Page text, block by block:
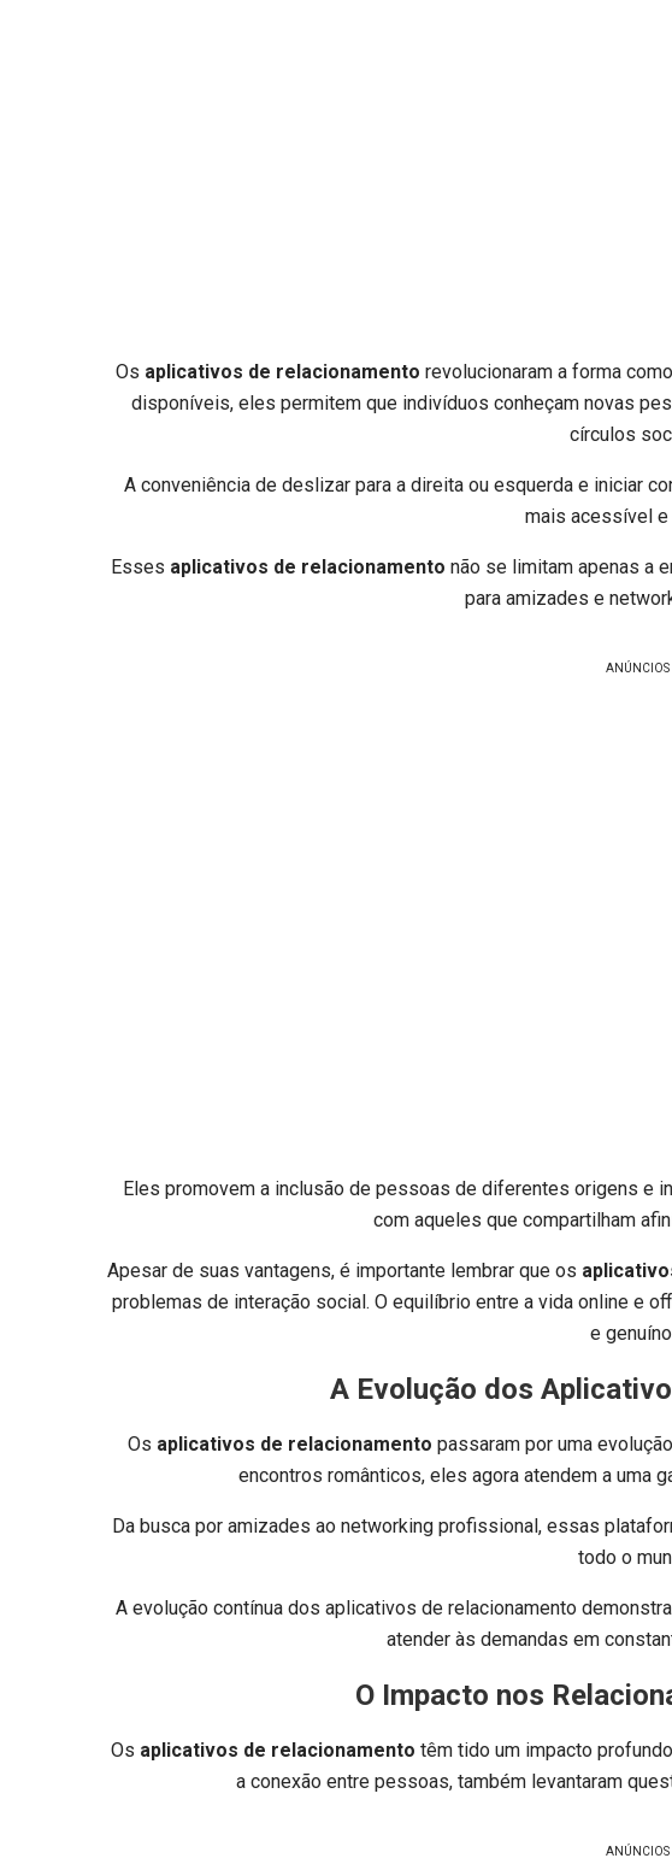
Os aplicativos de relacionamento revolucionaram a forma
disponíveis, eles permitem que indivíduos conheçam novas
círculos
A conveniência de deslizar para a direita ou esquerda e iniciar
mais acessível e
Esses aplicativos de relacionamento não se limitam apenas a
para amizades e
ANÚNCIOS
Eles promovem a inclusão de pessoas de diferentes origens e
com aqueles que compartilham
Apesar de suas vantagens, é importante lembrar que os
problemas de interação social. O equilíbrio entre a vida online e
e
A Evolução dos
Os aplicativos de relacionamento passaram por uma
encontros românticos, eles agora atendem a uma
Da busca por amizades ao networking profissional, essas
todo o
A evolução contínua dos aplicativos de relacionamento
atender às demandas em
O Impacto nos
Os aplicativos de relacionamento têm tido um impacto
a conexão entre pessoas, também levantaram
ANÚNCIOS